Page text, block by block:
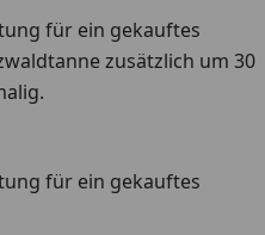
für ein gekauftes
zusätzlich um 30
für ein gekauftes